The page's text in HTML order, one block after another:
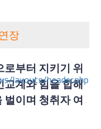
layouts/header.php
장
로부터 지키기 위
교계와힘을합해
벌이며 청취자여